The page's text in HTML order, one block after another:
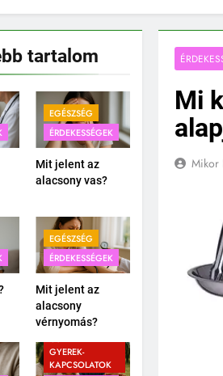
tartalom
EGÉSZSÉG
ÉRDEKESSÉGEK
Mit jelent az
alacsony vas?
EGÉSZSÉG
ÉRDEKESSÉGEK
Mit jelent az
alacsony
vérnyomás?
GYEREK-
KAPCSOLATOK
Mi
Mikor